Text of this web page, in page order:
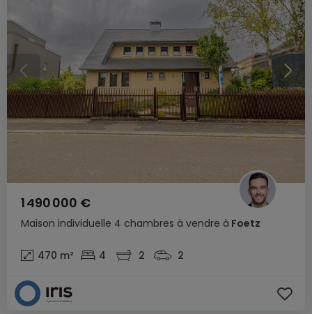
Maison individuelle 4 chambres à vendre à Foetz
1 490 000 €
470 m² 4 2 2